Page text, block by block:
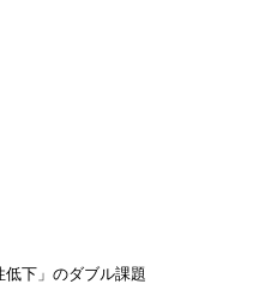
下」のダブル課題